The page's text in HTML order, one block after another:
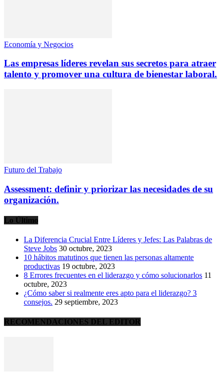
Economía y Negocios
Las empresas líderes revelan sus secretos para atraer
talento y promover una cultura de bienestar laboral.
Futuro del Trabajo
Assessment: definir y priorizar las necesidades de su
organización.
Lo Último
La Diferencia Crucial Entre Líderes y Jefes: Las Palabras de
Steve Jobs 30 octubre, 2023
10 hábitos matutinos que tienen las personas altamente
productivas 19 octubre, 2023
8 Errores frecuentes en el liderazgo y cómo solucionarlos 11
octubre, 2023
¿Cómo saber si realmente eres apto para el liderazgo? 3
consejos. 29 septiembre, 2023
RECOMENDACIONES DEL EDITOR